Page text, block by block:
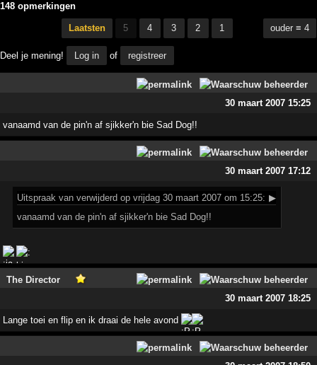
148 opmerkingen
Laatsten 5 4 3 2 1 ouder ≡ 4
Deel je mening! Log in of registreer
30 maart 2007 15:25
vanaamd van de pin'n af sjikker'n bie Sad Dog!!
30 maart 2007 17:12
Uitspraak van verwijderd op vrijdag 30 maart 2007 om 15:25: ▶
vanaamd van de pin'n af sjikker'n bie Sad Dog!!
The Director
30 maart 2007 18:25
Lange toei en flip en ik draai de hele avond